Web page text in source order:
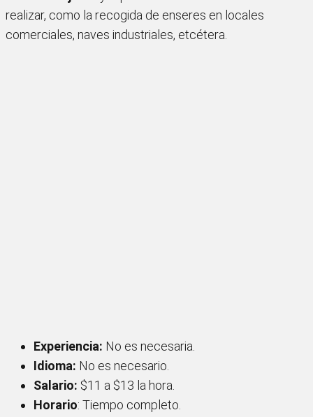
realizar, como la recogida de enseres en locales
comerciales, naves industriales, etcétera.
Experiencia: No es necesaria.
Idioma: No es necesario.
Salario: $11 a $13 la hora.
Horario: Tiempo completo.